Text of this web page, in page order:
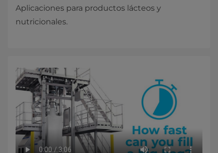
Aplicaciones para productos lácteos y
nutricionales.